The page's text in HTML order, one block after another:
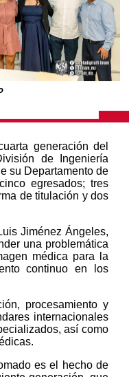
generación del
de Ingeniería
su Departamento de
egresados; tres
de titulación y dos
Jiménez Ángeles,
una problemática
médica para la
continuo en los
procesamiento y
internacionales
así como
es el hecho de